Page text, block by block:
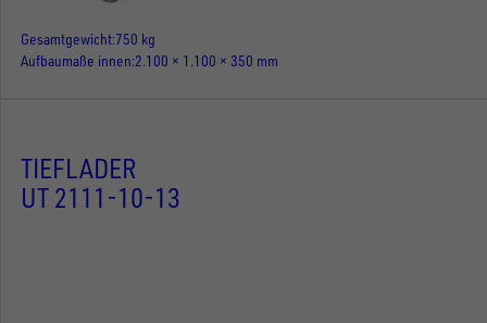
Gesamtgewicht 750 kg
Aufbaumaße innen 2.100 × 1.100 × 350 mm
TIEFLADER
UT 2111-10-13